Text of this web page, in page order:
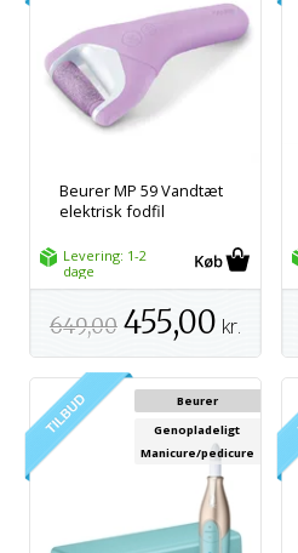
Beurer MP 59 Vandtæt
elektrisk fodfil
Levering: 1-2
dage
649,00 455,00 kr.
Beurer
Genopladeligt
Manicure/pedicure